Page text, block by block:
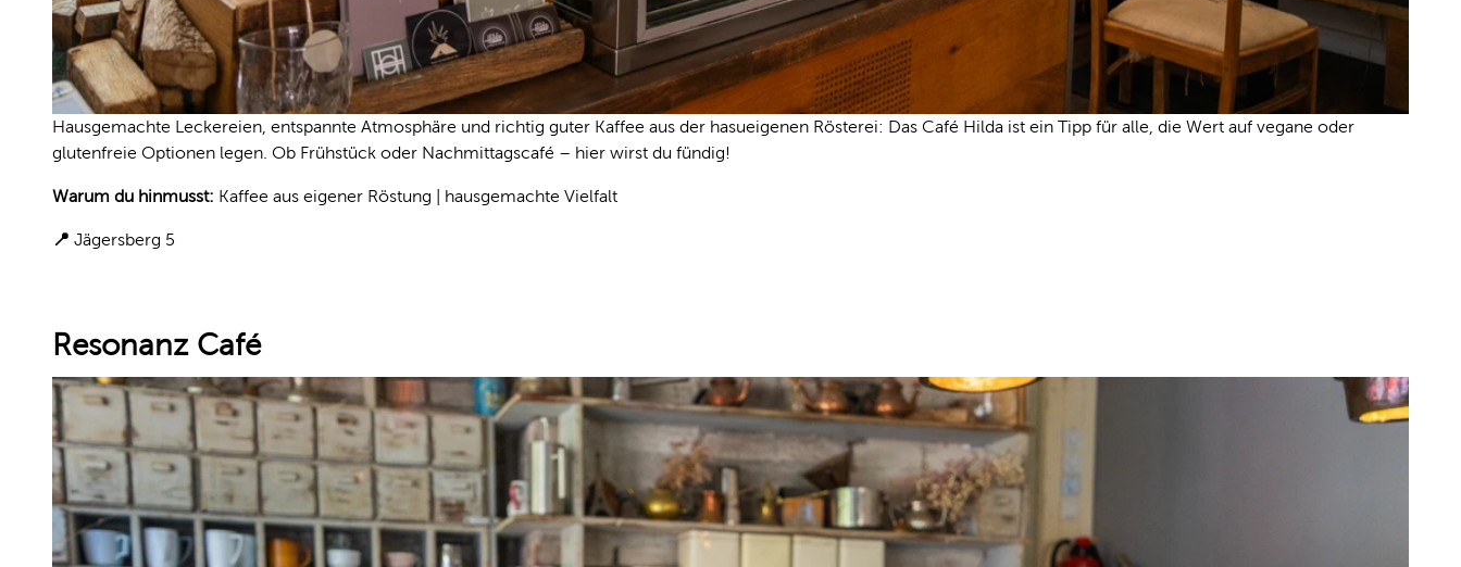
Hausgemachte Leckereien, entspannte Atmosphäre und richtig guter Kaffee aus der hasueigenen Rösterei: Das Café Hilda ist ein Tipp für alle, die Wert auf vegane oder
glutenfreie Optionen legen. Ob Frühstück oder Nachmittagscafé – hier wirst du fündig!
Warum du hinmusst: Kaffee aus eigener Röstung | hausgemachte Vielfalt
📍 Jägersberg 5
Resonanz Café